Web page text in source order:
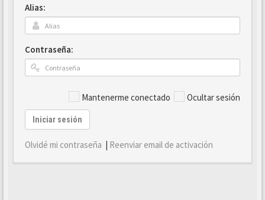
Alias:
Contraseña:
Mantenerme conectado Ocultar sesión
Iniciar sesión
Olvidé mi contraseña | Reenviar email de activación